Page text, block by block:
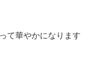
て華やかになります